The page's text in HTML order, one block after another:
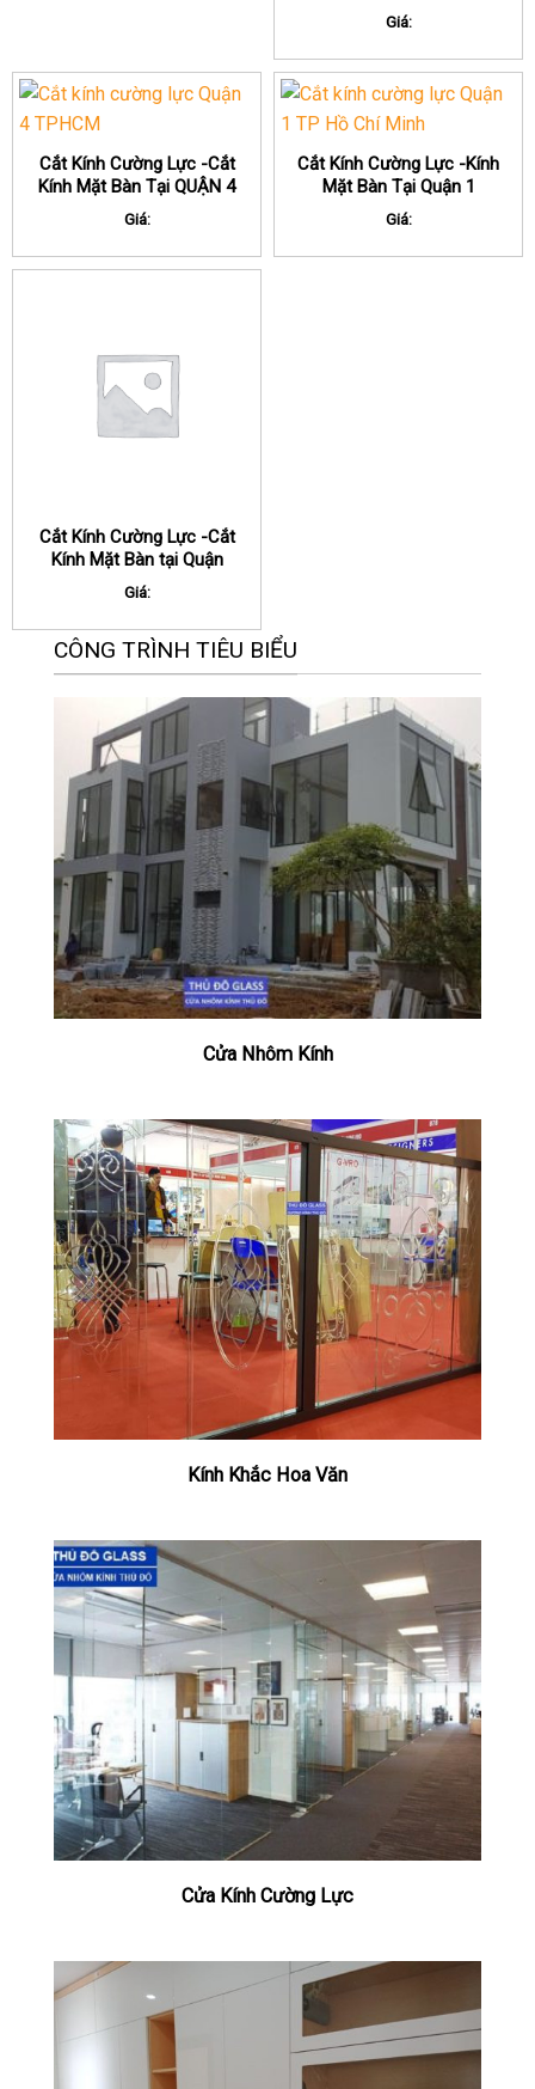
Cầu
Giá:
Cắt Kính Cường Lực -Cắt
Kính Mặt Bàn Tại QUẬN 4
Giá:
Cắt Kính Cường Lực -Kính
Mặt Bàn Tại Quận 1
TPHCM
Giá:
Cắt Kính Cường Lực -Cắt
Kính Mặt Bàn tại Quận
Long Biên
Giá:
CÔNG TRÌNH TIÊU BIỂU
Cửa Nhôm Kính
Kính Khắc Hoa Văn
Cửa Kính Cường Lực